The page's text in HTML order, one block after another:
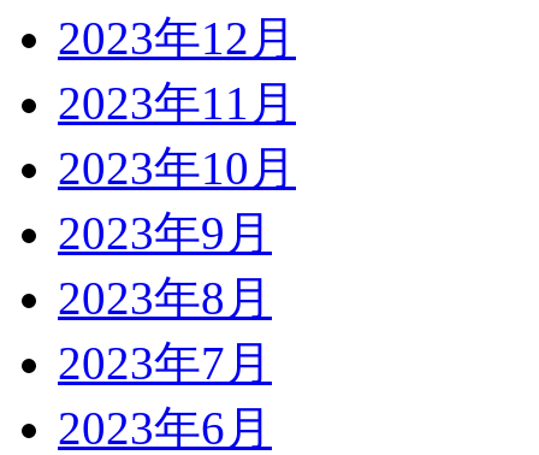
2023年12月
2023年11月
2023年10月
2023年9月
2023年8月
2023年7月
2023年6月